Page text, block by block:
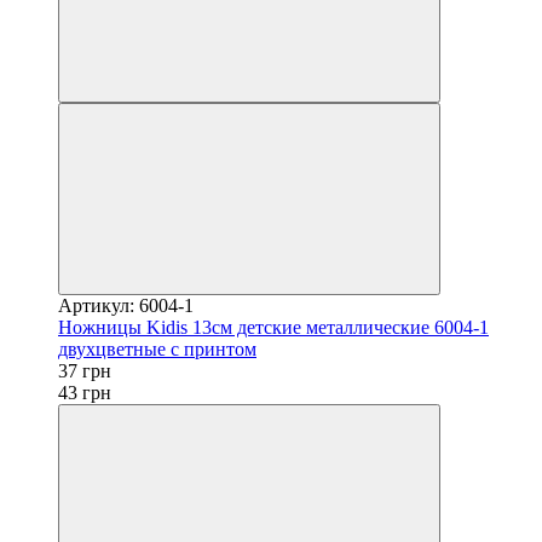
Артикул: 6004-1
Ножницы Kidis 13см детские металлические 6004-1
двухцветные с принтом
37 грн
43 грн